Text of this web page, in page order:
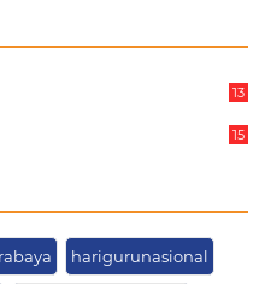
13
15
harigurunasional